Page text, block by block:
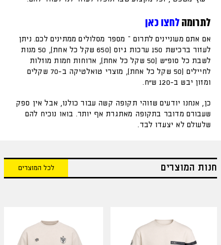
לתרומהלחצו כאן
אם אתם מעוניינים לתרום – מספר מסלולים ממתינים לכם. ניתן
לעזור ברכישת 150 ערכות גיוס (650 שקל כל אחת), 50 מנות
לשבת כל סופ״ש (50 שקל כל אחת), ארוחות חמות מוזלות
לחיילים (50 שקל כל אחת), מוצרי טואלטיקה ב-70 שקלים
ומזון יבש ב-120 ש"ח.
כן, אנחנו יודעים שזוהי תקופה קשה עבור כולנו, אבל אין ספק
שעבורם מדובר בתקופה מאתגרת אף יותר. בואו נוכיח להם
שלעולם לא יצעדו לבד.
חנות המוצרים לכל המוצרים